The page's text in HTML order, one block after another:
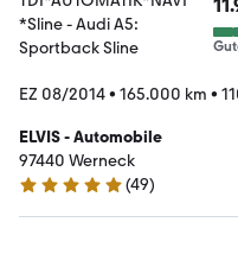
EZ 08/2014• 165.000 km •
ELVIS - Automobile
97440 Werneck
5 Sterne
(49)